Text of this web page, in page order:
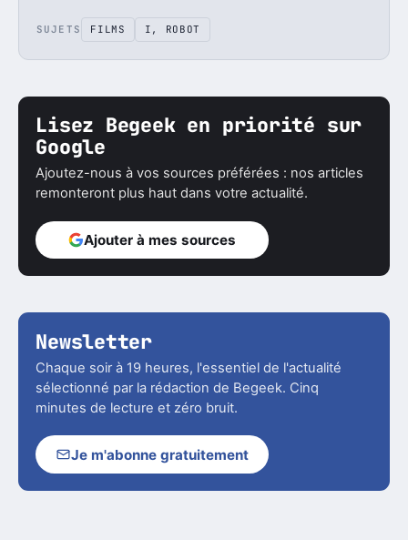
SUJETS FILMS I, ROBOT
Lisez Begeek en priorité sur
Google
Ajoutez-nous à vos sources préférées : nos articles
remonteront plus haut dans votre actualité.
Ajouter à mes sources
Newsletter
Chaque soir à 19 heures, l'essentiel de l'actualité
sélectionné par la rédaction de Begeek. Cinq
minutes de lecture et zéro bruit.
Je m'abonne gratuitement